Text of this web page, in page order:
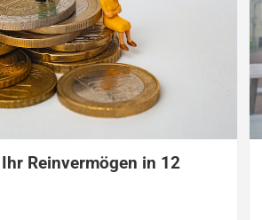
Reinvermögen in 12